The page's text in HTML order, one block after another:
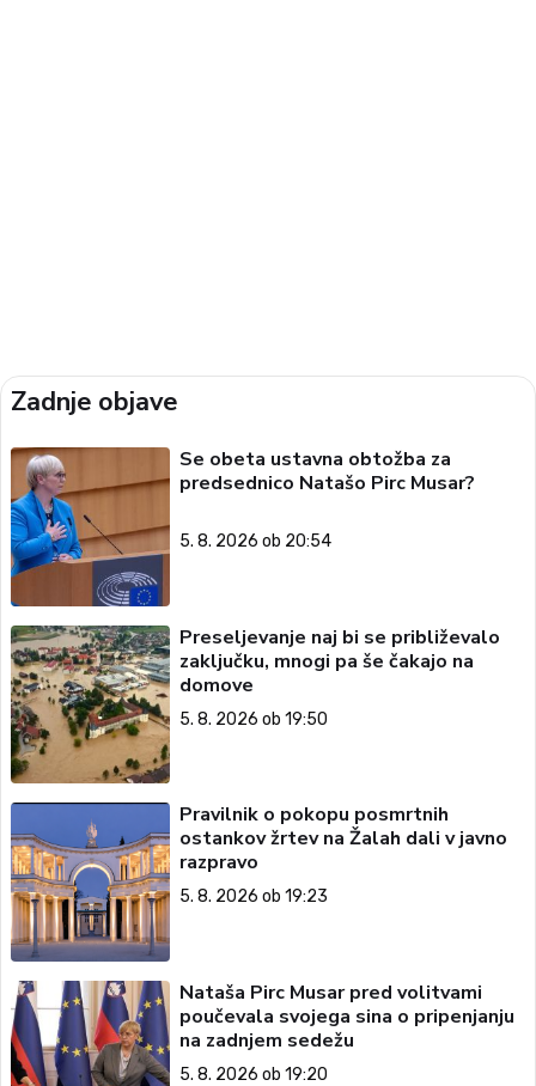
Zadnje objave
Se obeta ustavna obtožba za
predsednico Natašo Pirc Musar?
5. 8. 2026 ob 20:54
Preseljevanje naj bi se približevalo
zaključku, mnogi pa še čakajo na
domove
5. 8. 2026 ob 19:50
Pravilnik o pokopu posmrtnih
ostankov žrtev na Žalah dali v javno
razpravo
5. 8. 2026 ob 19:23
Nataša Pirc Musar pred volitvami
poučevala svojega sina o pripenjanju
na zadnjem sedežu
5. 8. 2026 ob 19:20